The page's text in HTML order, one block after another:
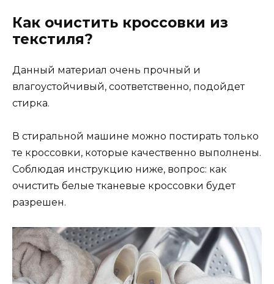
Как очистить кроссовки из
текстиля?
Данный материал очень прочный и
влагоустойчивый, соответственно, подойдет
стирка.
В стиральной машине можно постирать только
те кроссовки, которые качественно выполнены.
Соблюдая инструкцию ниже, вопрос: как
очистить белые тканевые кроссовки будет
разрешен.